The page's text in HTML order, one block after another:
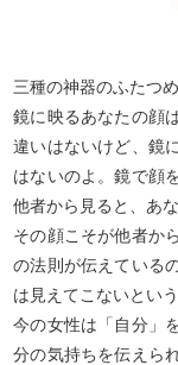
三種の神器のふたつ
鏡に映るあなたの顔
違いはないけど、鏡
はないのよ。鏡で顔
他者から見ると、あ
その顔こそが他者か
の法則が伝えている
は見えてこないという
今の女性は「自分」
分の気持ちを伝えら